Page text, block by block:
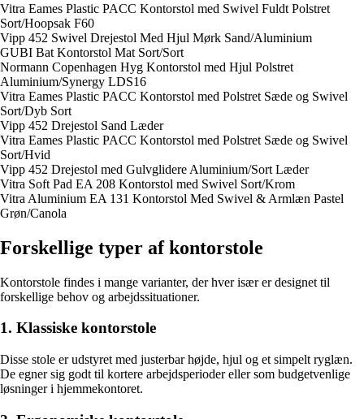
Vitra Eames Plastic PACC Kontorstol med Swivel Fuldt Polstret
Sort/Hoopsak F60
Vipp 452 Swivel Drejestol Med Hjul Mørk Sand/Aluminium
GUBI Bat Kontorstol Mat Sort/Sort
Normann Copenhagen Hyg Kontorstol med Hjul Polstret
Aluminium/Synergy LDS16
Vitra Eames Plastic PACC Kontorstol med Polstret Sæde og Swivel
Sort/Dyb Sort
Vipp 452 Drejestol Sand Læder
Vitra Eames Plastic PACC Kontorstol med Polstret Sæde og Swivel
Sort/Hvid
Vipp 452 Drejestol med Gulvglidere Aluminium/Sort Læder
Vitra Soft Pad EA 208 Kontorstol med Swivel Sort/Krom
Vitra Aluminium EA 131 Kontorstol Med Swivel & Armlæn Pastel
Grøn/Canola
Forskellige typer af kontorstole
Kontorstole findes i mange varianter, der hver især er designet til
forskellige behov og arbejdssituationer.
1. Klassiske kontorstole
Disse stole er udstyret med justerbar højde, hjul og et simpelt ryglæn.
De egner sig godt til kortere arbejdsperioder eller som budgetvenlige
løsninger i hjemmekontoret.